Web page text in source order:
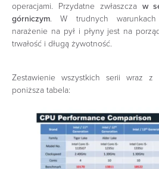
operacjami. Przydatne zwłaszczaw
górniczym. W trudnych warunkach
narażenie na pył i płyny jest na
trwałość i długą żywotność.
Zestawienie wszystkich serii wraz z
poniższa tabela: